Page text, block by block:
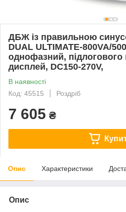
ДБЖ із правильною
DUAL ULTIMATE-800VA/
однофазний, підлогового
дисплей, DC150-270V,
В наявності
Код: 45515
Роздріб
7 605 ₴
Опис Характеристики
Опис